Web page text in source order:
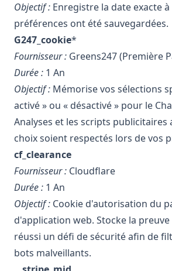
Objectif : Enregistre la date exacte
préférences ont été sauvegardées.
G247_cookie*
Fournisseur : Greens247 (Première
Durée : 1 An
Objectif : Mémorise vos sélections
activé » ou « désactivé » pour le
Analyses et les scripts publicitaires
choix soient respectés lors de vos
cf_clearance
Fournisseur : Cloudflare
Durée : 1 An
Objectif : Cookie d'autorisation du
d'application web. Stocke la preuve
réussi un défi de sécurité afin de
bots malveillants.